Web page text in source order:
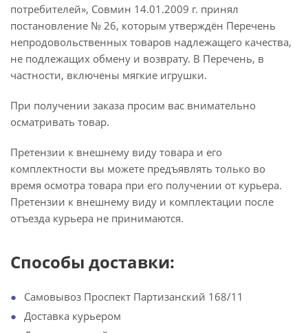
потребителей», Совмин 14.01.2009 г. принял
постановление № 26, которым утверждён Перечень
непродовольственных товаров надлежащего качества,
не подлежащих обмену и возврату. В Перечень, в
частности, включены мягкие игрушки.
При получении заказа просим вас внимательно
осматривать товар.
Претензии к внешнему виду товара и его
комплектности вы можете предъявлять только во
время осмотра товара при его получении от курьера.
Претензии к внешнему виду и комплектации после
отъезда курьера не принимаются.
Способы доставки:
Самовывоз Проспект Партизанский 168/11
Доставка курьером